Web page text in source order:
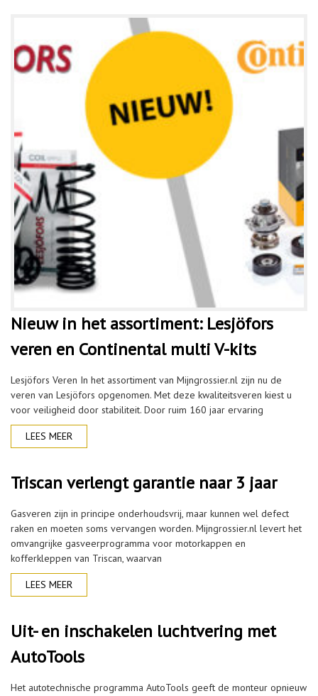
Nieuw in het assortiment: Lesjöfors
veren en Continental multi V-kits
Lesjöfors Veren In het assortiment van Mijngrossier.nl zijn nu de
veren van Lesjöfors opgenomen. Met deze kwaliteitsveren kiest u
voor veiligheid door stabiliteit. Door ruim 160 jaar ervaring
LEES MEER
Triscan verlengt garantie naar 3 jaar
Gasveren zijn in principe onderhoudsvrij, maar kunnen wel defect
raken en moeten soms vervangen worden. Mijngrossier.nl levert het
omvangrijke gasveerprogramma voor motorkappen en
kofferkleppen van Triscan, waarvan
LEES MEER
Uit- en inschakelen luchtvering met
AutoTools
Het autotechnische programma AutoTools geeft de monteur opnieuw